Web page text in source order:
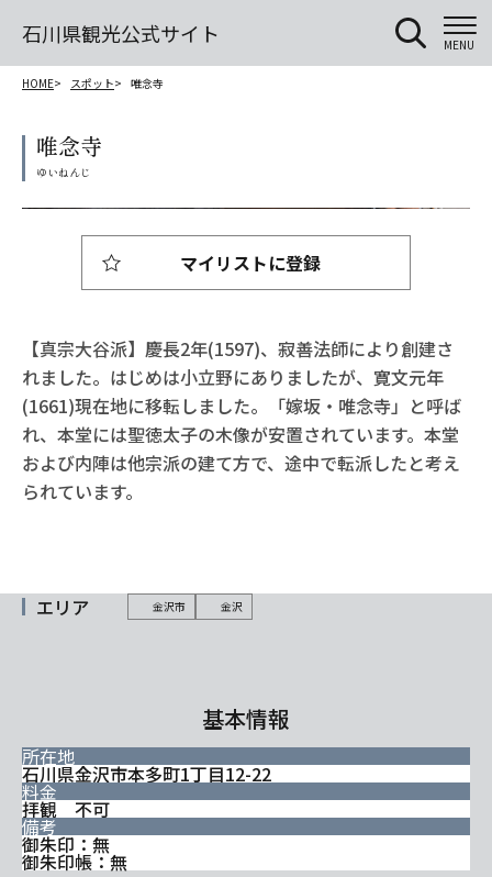
石川県観光公式サイト MENU
HOME スポット 唯念寺
唯念寺
【真宗大谷派】慶長2年(1597)、寂善法師により創建さ
れました。はじめは小立野にありましたが、寛文元年
(1661)現在地に移転しました。「嫁坂・唯念寺」と呼ば
れ、本堂には聖徳太子の木像が安置されています。本堂
および内陣は他宗派の建て方で、途中で転派したと考え
られています。
マイリストに登録
エリア 金沢市 金沢
基本情報
所在地
石川県金沢市本多町1丁目12-22
料金
拝観 不可
備考
御朱印：無
御朱印帳：無